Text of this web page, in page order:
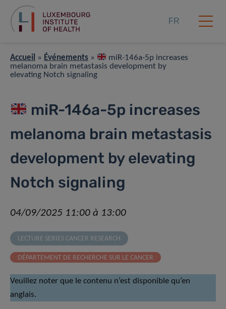
FR
Accueil » Événements »
miR-146a-5p increases
melanoma brain metastasis development by
elevating Notch signaling
miR-146a-5p increases
melanoma brain metastasis
development by elevating
Notch signaling
04/09/2025 11:00 à 13:00
LECTURE SERIES CANCER RESEARCH
DÉPARTEMENT DE RECHERCHE SUR LE CANCER
Veuillez noter que le contenu n’est disponible qu’en
anglais.